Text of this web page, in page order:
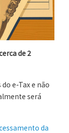
de 2
e-Tax e não
será
da